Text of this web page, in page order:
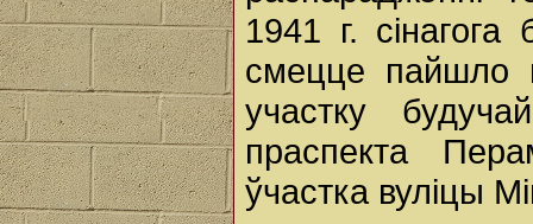
1941 г.
смецце пайшло
участку
праспекта
ўчастка вуліцы